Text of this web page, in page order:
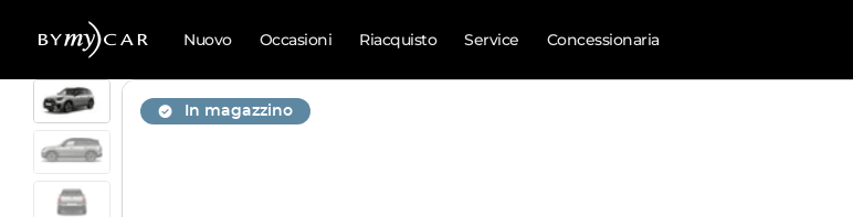
Nuovo Occasioni Riacquisto Service Concessionaria
In magazzino